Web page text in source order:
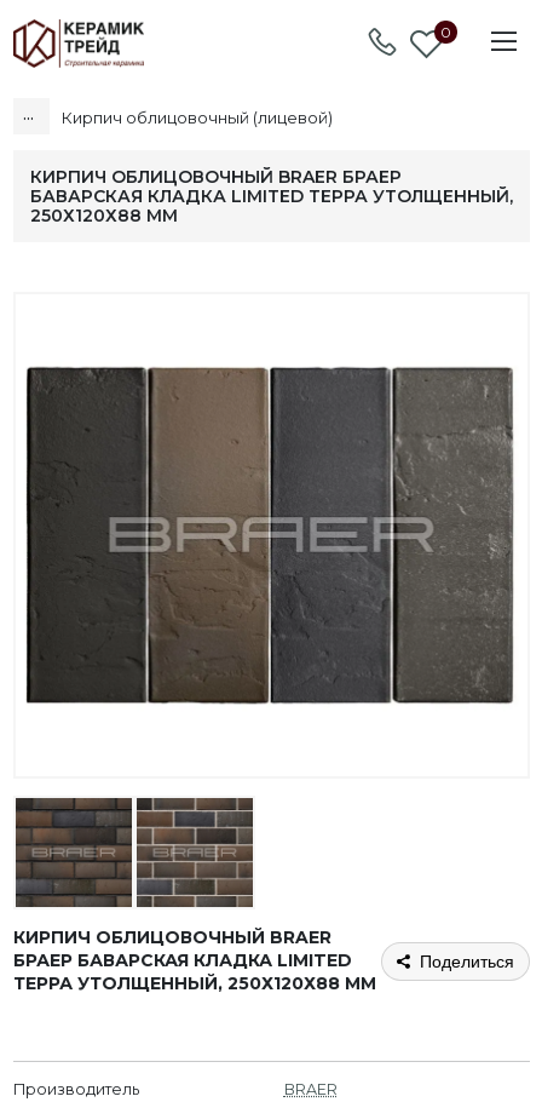
0
... Кирпич облицовочный (лицевой)
КИРПИЧ ОБЛИЦОВОЧНЫЙ BRAER БРАЕР
БАВАРСКАЯ КЛАДКА LIMITED ТЕРРА УТОЛЩЕННЫЙ,
250Х120Х88 ММ
КИРПИЧ ОБЛИЦОВОЧНЫЙ BRAER
БРАЕР БАВАРСКАЯ КЛАДКА LIMITED
ТЕРРА УТОЛЩЕННЫЙ, 250Х120Х88 ММ
Поделиться
Производитель
BRAER